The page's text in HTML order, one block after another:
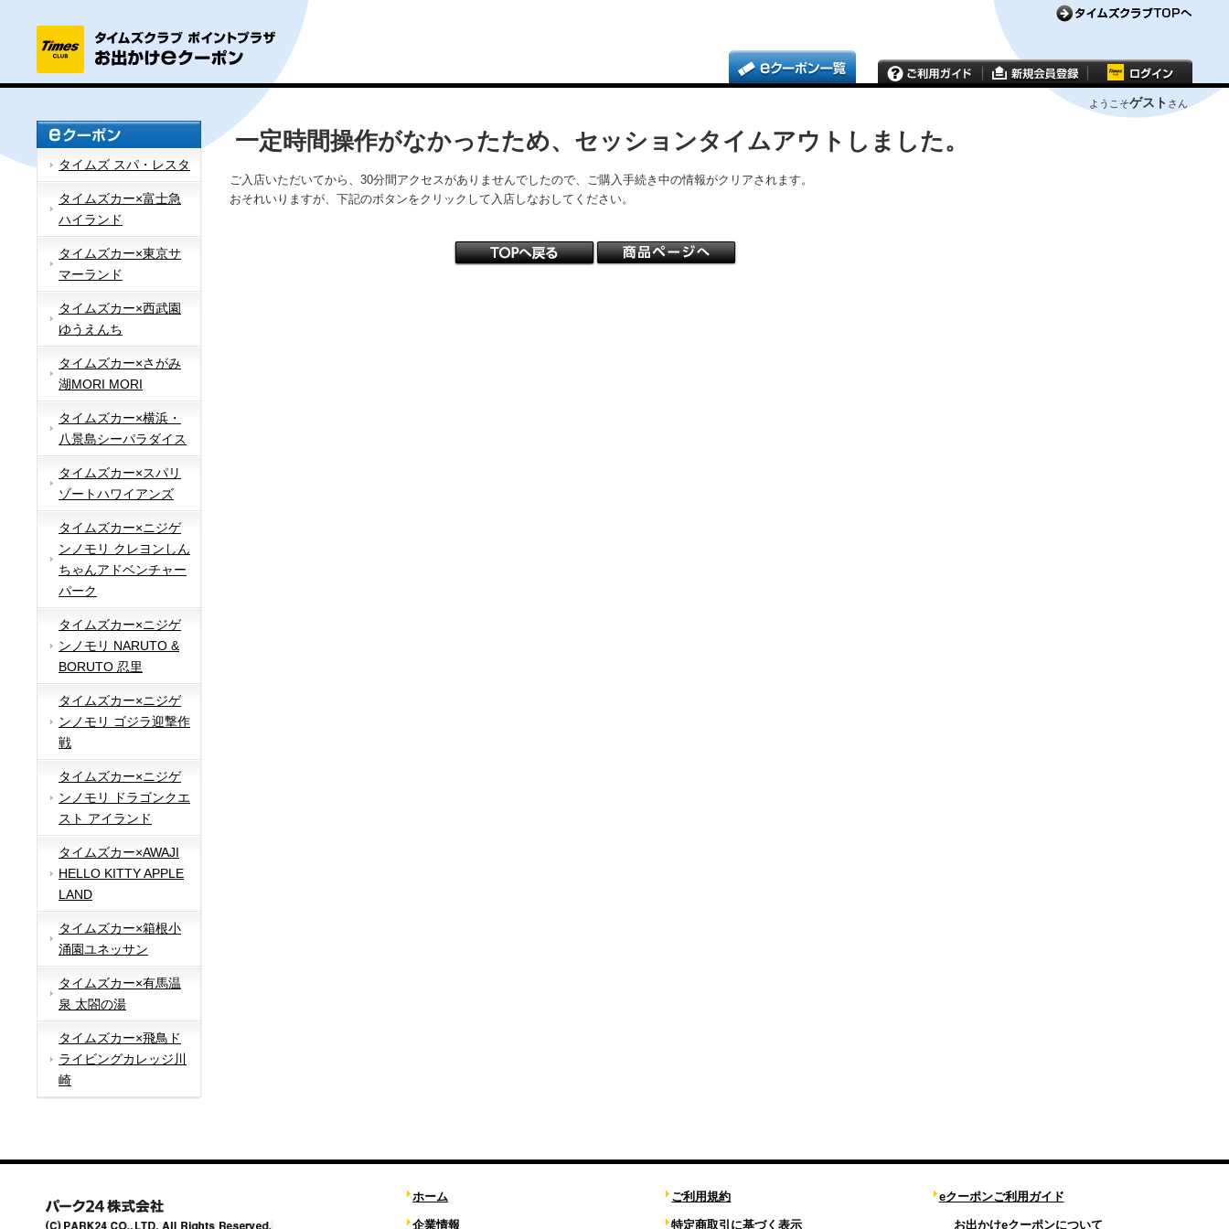
ようこそゲスト さん
タイムズ スパ・レスタ
タイムズカー×富士急
ハイランド
タイムズカー×東京サ
マーランド
タイムズカー×西武園
ゆうえんち
タイムズカー×さがみ
湖MORI MORI
タイムズカー×横浜・
八景島シーパラダイス
タイムズカー×スパリ
ゾートハワイアンズ
タイムズカー×ニジゲ
ンノモリ クレヨンしん
ちゃんアドベンチャー
パーク
タイムズカー×ニジゲ
ンノモリ NARUTO &
BORUTO 忍里
タイムズカー×ニジゲ
ンノモリ ゴジラ迎撃作
戦
タイムズカー×ニジゲ
ンノモリ ドラゴンクエ
スト アイランド
タイムズカー×AWAJI
HELLO KITTY APPLE
LAND
タイムズカー×箱根小
涌園ユネッサン
タイムズカー×有馬温
泉 太閤の湯
タイムズカー×飛鳥ド
ライビングカレッジ川
崎
一定時間操作がなかったため、セッションタイムアウトしました。
ご入店いただいてから、30分間アクセスがありませんでしたので、ご購入手続き中の情報がクリアされます。
おそれいりますが、下記のボタンをクリックして入店しなおしてください。
ホーム
企業情報
ご利用規約
特定商取引に基づく表示
eクーポンご利用ガイド
お出かけeクーポンについて